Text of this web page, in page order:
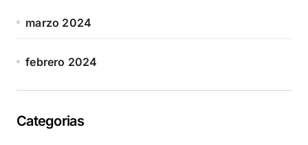
marzo 2024
febrero 2024
Categorias